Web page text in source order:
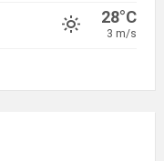
28°C
3 m/s